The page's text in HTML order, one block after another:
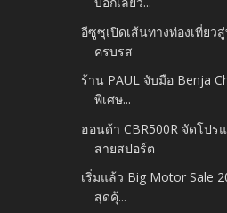
อีซูซุเปิดเส้นทางท่องเที่ยว
ครบรส
ร้าน PAUL จับมือ Benja
พิเศษ...
ฮอนด้า CBR500R จัดโปร
สายสปอร์ต
เริ่มแล้ว Big Motor Sale
สุดคุ้...